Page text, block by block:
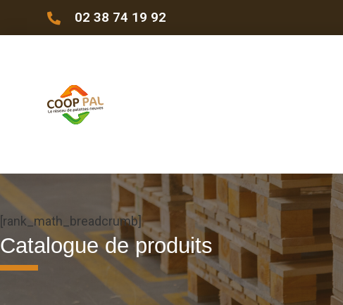
02 38 74 19 92
[rank_math_breadcrumb]
Catalogue de produits